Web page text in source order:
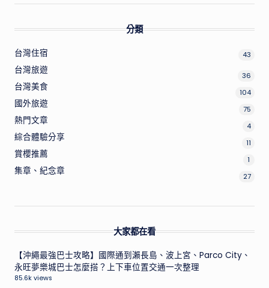
分類
台灣住宿 43
台灣旅遊 36
台灣美食 104
國外旅遊 75
熱門文章 4
綜合體驗分享 11
賞櫻推薦 1
集章、紀念章 27
大家都在看
【沖繩最強巴士攻略】國際通到瀨長島、波上宮、Parco City、
永旺夢樂城巴士怎麼搭？上下車位置交通一次整理
85.6k views